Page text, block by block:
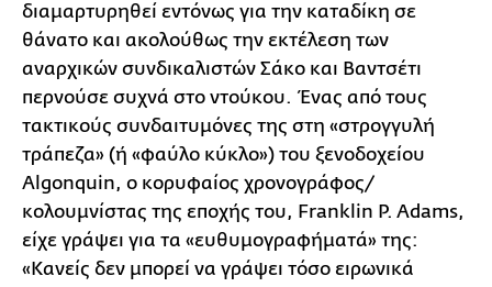
διαμαρτυρηθεί εντόνως για την καταδίκη σε
θάνατο και ακολούθως την εκτέλεση των
αναρχικών συνδικαλιστών Σάκο και Βαντσέτι
περνούσε συχνά στο ντούκου. Ένας από τους
τακτικούς συνδαιτυμόνες της στη «στρογγυλή
τράπεζα» (ή «φαύλο κύκλο») του ξενοδοχείου
Algonquin, ο κορυφαίος χρονογράφος/
κολουμνίστας της εποχής του, Franklin P. Adams,
είχε γράψει για τα «ευθυμογραφήματά» της:
«Κανείς δεν μπορεί να γράψει τόσο ειρωνικά